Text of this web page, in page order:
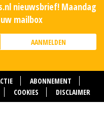
nieuwsbrief! Maandag
mailbox
AANMELDEN
ABONNEMENT
COOKIES DISCLAIMER